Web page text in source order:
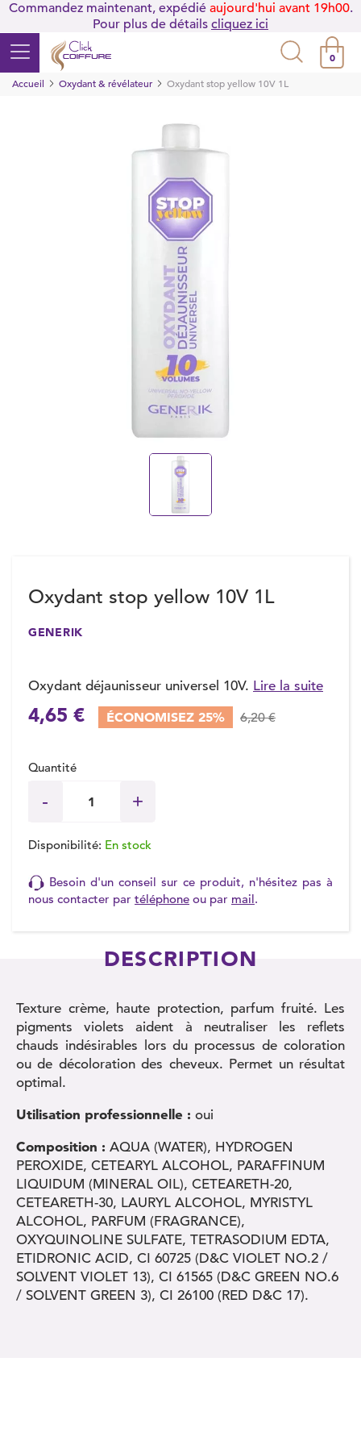
Commandez maintenant, expédié aujourd'hui avant 19h00.
Pour plus de détails cliquez ici
0
Accueil
Oxydant & révélateur Oxydant stop yellow 10V 1L
Oxydant stop yellow 10V 1L
GENERIK
Oxydant déjaunisseur universel 10V. Lire la suite
4,65 € ÉCONOMISEZ 25% 6,20 €
Quantité
Disponibilité: En stock
Besoin d'un conseil sur ce produit, n'hésitez pas à
nous contacter par téléphone ou par mail.
DESCRIPTION
Texture crème, haute protection, parfum fruité. Les
pigments violets aident à neutraliser les reflets
chauds indésirables lors du processus de coloration
ou de décoloration des cheveux. Permet un résultat
optimal.
Utilisation professionnelle : oui
Composition : AQUA (WATER), HYDROGEN
PEROXIDE, CETEARYL ALCOHOL, PARAFFINUM
LIQUIDUM (MINERAL OIL), CETEARETH-20,
CETEARETH-30, LAURYL ALCOHOL, MYRISTYL
ALCOHOL, PARFUM (FRAGRANCE),
OXYQUINOLINE SULFATE, TETRASODIUM EDTA,
ETIDRONIC ACID, CI 60725 (D&C VIOLET NO.2 /
SOLVENT VIOLET 13), CI 61565 (D&C GREEN NO.6
/ SOLVENT GREEN 3), CI 26100 (RED D&C 17).